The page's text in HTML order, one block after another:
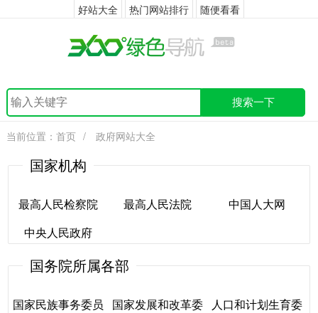
好站大全 热门网站排行 随便看看
搜索一下
当前位置： 首页 / 政府网站大全
国家机构
最高人民检察院
最高人民检察院
最高人民法院
中国人大网
中央人民政府
中央人民政府
国务院所属各部
国家民族事务委员
国家发展和改革委
人口和计划生育委